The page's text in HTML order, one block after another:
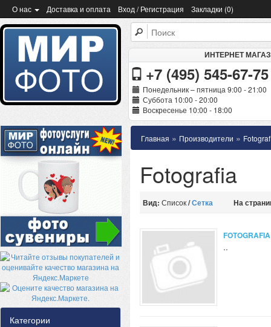
О нас Доставка и оплата Вход / Регистрация Закладки (0)
ИНТЕРНЕТ
+7 (495) 545-67-75
Понедельник – пятница 9:00 - 21:00
Суббота 10:00 - 20:00
Воскресенье 10:00 - 18:00
Категории
Главная » Производители »
Fotografia
Вид: Список/Сетка На
..